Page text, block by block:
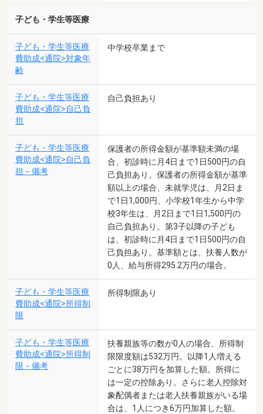
子ども・学生等医療
子ども・学生等医療
費助成<通院>対象年
齢
中学校卒業まで
子ども・学生等医療
費助成<通院>自己負
担
自己負担あり
子ども・学生等医療
費助成<通院>自己負
担－備考
保護者の所得金額が基準額未満の場
合、初診時に月4日まで1日500円の自
己負担あり。保護者の所得金額が基準
額以上の場合、未就学児は、月2日ま
で1日1,000円、小学校1年生から中学
校3年生は、月2日まで1日1,500円の
自己負担あり。第3子以降の子ども
は、初診時に月4日まで1日500円の自
己負担あり。基準額とは、扶養人数が
0人、給与所得295.2万円の場合。
子ども・学生等医療
費助成<通院>所得制
限
所得制限あり
子ども・学生等医療
費助成<通院>所得制
限－備考
扶養親族等の数が0人の場合、所得制
限限度額は532万円。以降1人増える
ごとに38万円を加算した額。所得に
は一定の控除あり。さらに老人控除対
象配偶者または老人扶養親族がいる場
合は、1人につき6万円加算した額。